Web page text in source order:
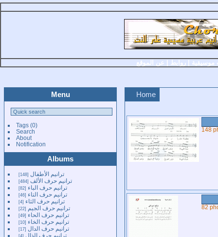
موسيقية |روابط عن الموقع
Menu
Tags(0)
Search
About
Notification
Albums
ترانيم الأطفال 148
ترانيم حرف الألف 484
ترانيم حرف الباء 82
ترانيم حرف التاء 46
ترانيم حرف الثاء 4
ترانيم حرف الجيم 22
ترانيم حرف الحاء 49
ترانيم حرف الخاء 10
ترانيم حرف الدال 17
ترانيم حرف الذال 4
Home
148
82